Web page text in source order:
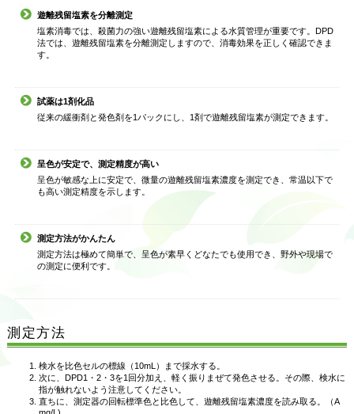
遊離残留塩素を分離測定
塩素消毒では、殺菌力の強い遊離残留塩素による水質管理が重要です。DPD
法では、遊離残留塩素を分離測定しますので、消毒効果を正しく確認できま
す。
試薬は1剤化品
従来の緩衝剤と発色剤を1パックにし、1剤で遊離残留塩素が測定できます。
呈色が安定で、測定精度が高い
呈色が敏感な上に安定で、微量の遊離残留塩素濃度を測定でき、常温以下で
も高い測定精度を示します。
測定方法がかんたん
測定方法は極めて簡単で、呈色が素早くどなたでも使用でき、野外や現場で
の測定に便利です。
測定方法
検水を比色セルの標線（10mL）まで採水する。
次に、DPD1・2・3を1回分加え、軽く振りまぜて発色させる。その際、検水に
指が触れないよう注意してください。
直ちに、測定器の回転標準色と比色して、遊離残留塩素濃度を読み取る。（A